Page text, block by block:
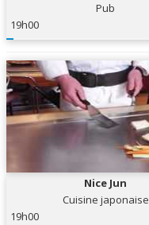
Pub
19h00
Nice Jun
Cuisine japonaise
19h00